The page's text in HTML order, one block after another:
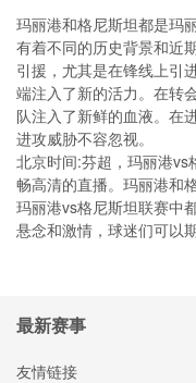
玛丽港和格尼斯坦都是玛
有着不同的历史背景和近
引援，尤其是在锋线上引
端注入了新的活力。在转
队注入了新鲜的血液。在
进攻威胁不容忽视。
北京时间:芬超，玛丽港
畅高清的直播。玛丽港和
玛丽港vs格尼斯坦联赛中
悬念和激情，球迷们可以
最新赛事
友情链接